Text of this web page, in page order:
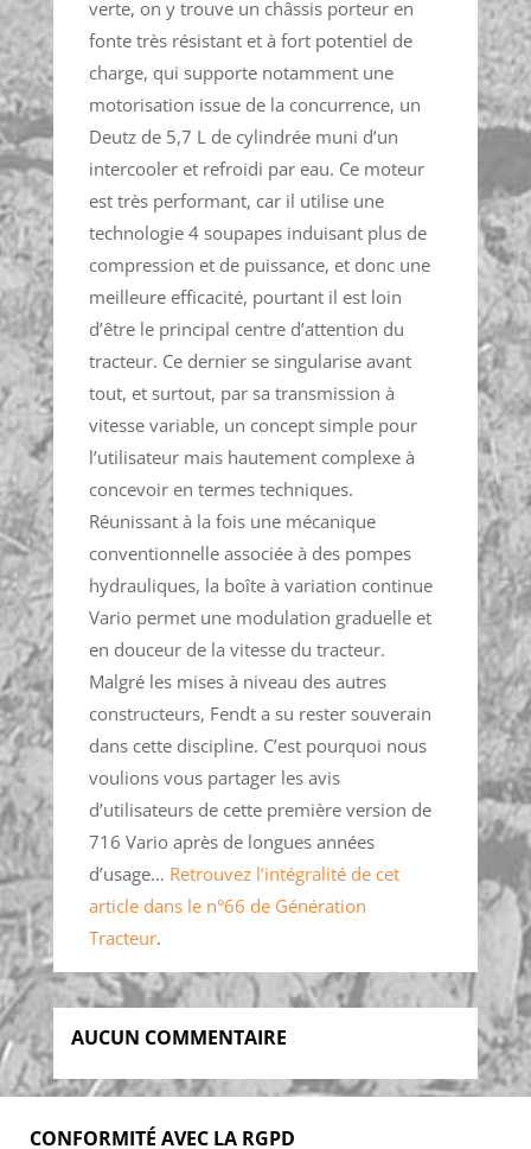
verte, on y trouve un châssis porteur en
fonte très résistant et à fort potentiel de
charge, qui supporte notamment une
motorisation issue de la concurrence, un
Deutz de 5,7 L de cylindrée muni d’un
intercooler et refroidi par eau. Ce moteur
est très performant, car il utilise une
technologie 4 soupapes induisant plus de
compression et de puissance, et donc une
meilleure efficacité, pourtant il est loin
d’être le principal centre d’attention du
tracteur. Ce dernier se singularise avant
tout, et surtout, par sa transmission à
vitesse variable, un concept simple pour
l’utilisateur mais hautement complexe à
concevoir en termes techniques.
Réunissant à la fois une mécanique
conventionnelle associée à des pompes
hydrauliques, la boîte à variation continue
Vario permet une modulation graduelle et
en douceur de la vitesse du tracteur.
Malgré les mises à niveau des autres
constructeurs, Fendt a su rester souverain
dans cette discipline. C’est pourquoi nous
voulions vous partager les avis
d’utilisateurs de cette première version de
716 Vario après de longues années
d’usage… Retrouvez l’intégralité de cet
article dans le n°66 de Génération
Tracteur.
AUCUN COMMENTAIRE
CONFORMITÉ AVEC LA RGPD